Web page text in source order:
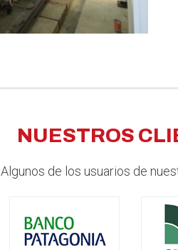
NUESTROS
Algunos de los usuarios de